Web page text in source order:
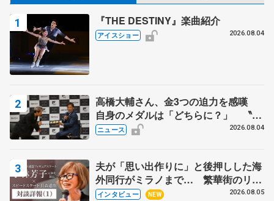
『THE DESTINY』楽曲紹介
アイスショー 2026.08.04
高橋大輔さん、金3つの迫力を感嘆
自身のメダルは「どちらに？」 〝リ
ス兄弟〟オリンピック3連覇の野村忠
ニュース 2026.08.04
夫が「思い出作りに」と後押しした海
外同行がミラノまで… 繁華街のリン
クでは不良のお兄さんも味方に 小林
インタビュー NEW 2026.08.05